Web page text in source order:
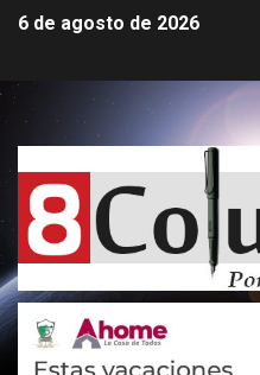
6 de agosto de 2026